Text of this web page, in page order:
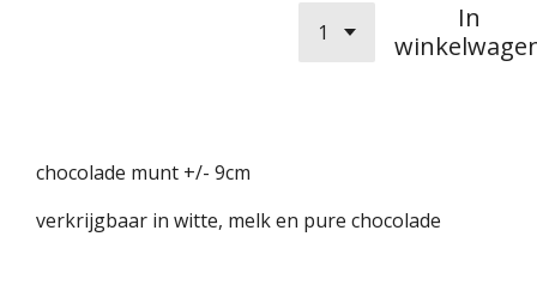
In
chocolade munt +/- 9cm
verkrijgbaar in witte, melk en pure chocolade